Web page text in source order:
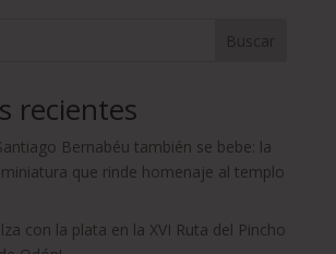
Buscar
recientes
Bernabéu también se bebe: la
que rinde homenaje al templo
con la plata en la XVI Ruta del Pincho